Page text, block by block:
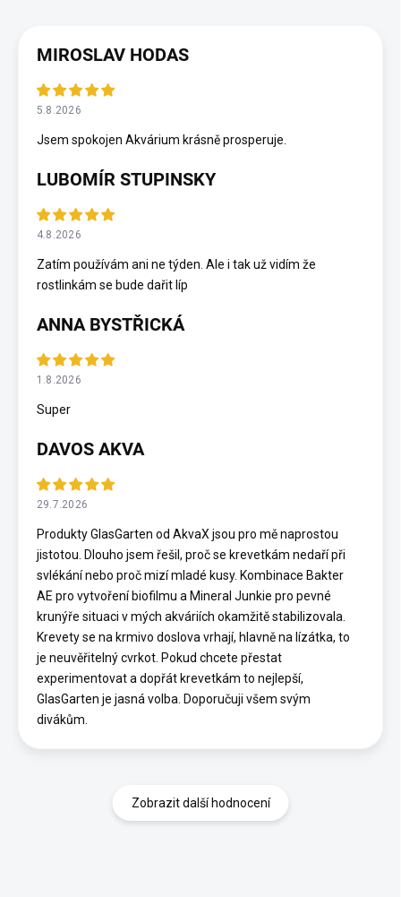
MIROSLAV HODAS
5.8.2026
Jsem spokojen Akvárium krásně prosperuje.
LUBOMÍR STUPINSKY
4.8.2026
Zatím používám ani ne týden. Ale i tak už vidím že
rostlinkám se bude dařit líp
ANNA BYSTŘICKÁ
1.8.2026
Super
DAVOS AKVA
29.7.2026
Produkty GlasGarten od AkvaX jsou pro mě naprostou
jistotou. Dlouho jsem řešil, proč se krevetkám nedaří při
svlékání nebo proč mizí mladé kusy. Kombinace Bakter
AE pro vytvoření biofilmu a Mineral Junkie pro pevné
krunýře situaci v mých akváriích okamžitě stabilizovala.
Krevety se na krmivo doslova vrhají, hlavně na lízátka, to
je neuvěřitelný cvrkot. Pokud chcete přestat
experimentovat a dopřát krevetkám to nejlepší,
GlasGarten je jasná volba. Doporučuji všem svým
divákům.
Zobrazit další hodnocení